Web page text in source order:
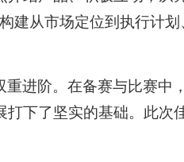
建从市场定位到执行计
进阶。在备赛与比赛中
下了坚实的基础。此次